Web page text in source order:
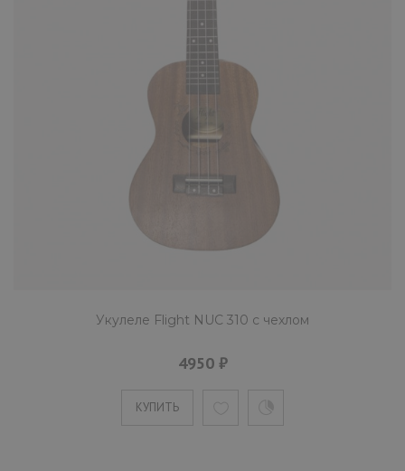
Укулеле Flight NUC 310 с чехлом
4950 ₽
КУПИТЬ